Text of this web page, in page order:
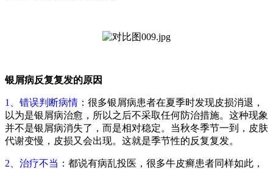
银屑病反复复发的原因
1、错误判断病情 ：很多银屑病患者在夏季时发现皮损消退，
以为是银屑病治愈，所以之后不采取任何防治措施。这种现象
并不是银屑病消失了，而是相对稳定。当秋冬季节一到，皮肤
代谢变慢，皮损又会出现。这就是季节性的反复复发。
2、治疗不当 ：都说有病乱投医，很多牛皮癣患者同样如此，